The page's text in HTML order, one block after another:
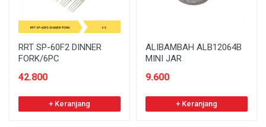
RRT SP-60F2 DINNER
FORK/6PC
42.800
+ Keranjang
ALIBAMBAH ALB12064B
MINI JAR
9.600
+ Keranjang